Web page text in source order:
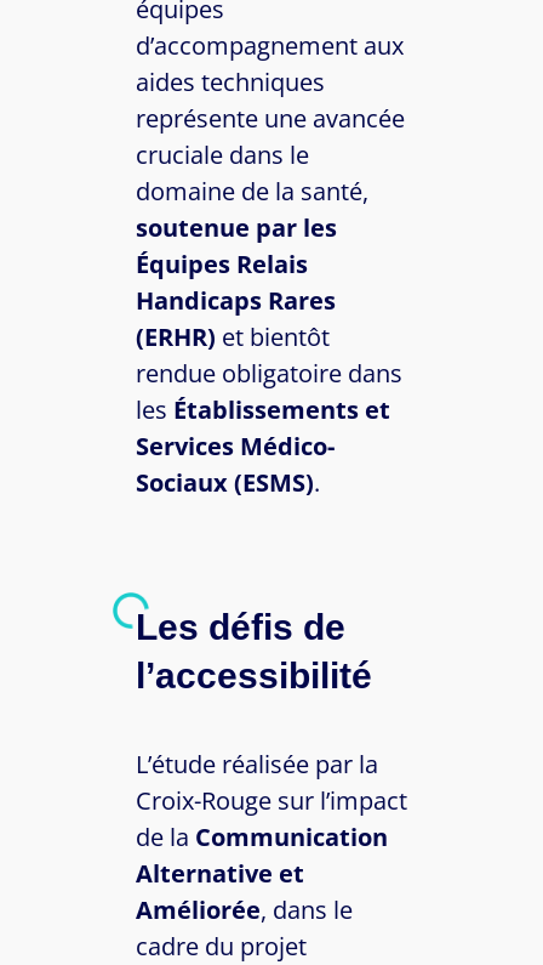
équipes
d’accompagnement aux
aides techniques
représente une avancée
cruciale dans le
domaine de la santé,
soutenue par les
Équipes Relais
Handicaps Rares
(ERHR) et bientôt
rendue obligatoire dans
les Établissements et
Services Médico-
Sociaux (ESMS).
Les défis de
l’accessibilité
L’étude réalisée par la
Croix-Rouge sur l’impact
de la Communication
Alternative et
Améliorée, dans le
cadre du projet